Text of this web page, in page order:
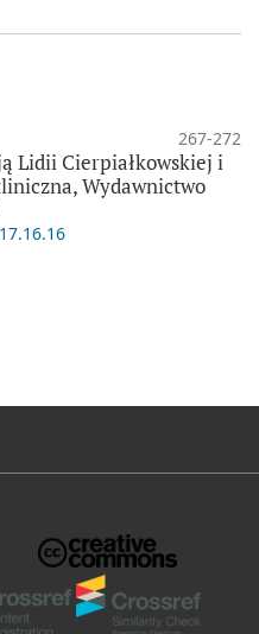
267-272
Lidii Cierpiałkowskiej i
Wydawnictwo